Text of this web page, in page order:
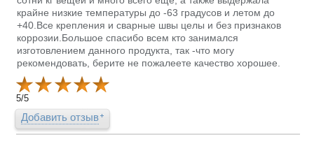
крайне низкие температуры до -63 градусов и летом до
+40.Все крепления и сварные швы целы и без признаков
коррозии.Большое спасибо всем кто занимался
изготовлением данного продукта, так -что могу
рекомендовать, берите не пожалеете качество хорошее.
5/5
Добавить отзыв